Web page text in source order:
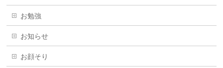
お勉強
お知らせ
お顔そり